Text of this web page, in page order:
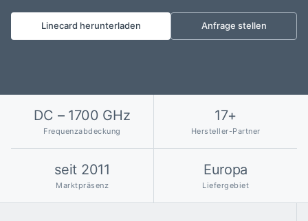
Linecard herunterladen Anfrage stellen
DC – 1700 GHz
Frequenzabdeckung
17+
Hersteller-Partner
seit 2011
Marktpräsenz
Europa
Liefergebiet